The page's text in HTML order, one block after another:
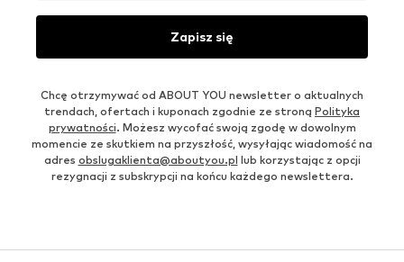
Zapisz się
Chcę otrzymywać od ABOUT YOU newsletter o aktualnych
trendach, ofertach i kuponach zgodnie ze stroną Polityka
prywatności. Możesz wycofać swoją zgodę w dowolnym
momencie ze skutkiem na przyszłość, wysyłając wiadomość na
adres obslugaklienta@aboutyou.pl lub korzystając z opcji
rezygnacji z subskrypcji na końcu każdego newslettera.